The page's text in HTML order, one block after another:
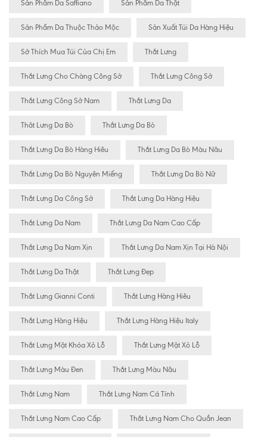
Sản Phẩm Da Saffiano Sản Phẩm Da Thật
Sản Phẩm Da Thuộc Thảo Mộc Sản Xuất Túi Da Hàng Hiệu
Sở Thích Mua Túi Của Chị Em Thắt Lưng
Thắt Lưng Cho Chàng Công Sở Thắt Lưng Công Sở
Thắt Lưng Công Sở Nam Thắt Lưng Da
Thăt Lưng Da Bò Thắt Lưng Da Bò
Thắt Lưng Da Bò Hàng Hiêu Thắt Lưng Da Bò Màu Nâu
Thắt Lưng Da Bò Nguyên Miếng Thắt Lưng Da Bò Nữ
Thắt Lưng Da Công Sở Thắt Lưng Da Hàng Hiệu
Thắt Lưng Da Nam Thắt Lưng Da Nam Cao Cấp
Thắt Lưng Da Nam Xịn Thắt Lưng Da Nam Xịn Tại Hà Nội
Thắt Lưng Da Thật Thắt Lưng Đẹp
Thắt Lưng Gianni Conti Thắt Lưng Hàng Hiêu
Thắt Lưng Hàng Hiệu Thắt Lưng Hàng Hiệu Italy
Thắt Lưng Mặt Khóa Xỏ Lỗ Thắt Lưng Mặt Xỏ Lỗ
Thắt Lưng Màu Đen Thắt Lưng Màu Nâu
Thắt Lưng Nam Thắt Lưng Nam Cá Tính
Thắt Lưng Nam Cao Cấp Thắt Lưng Nam Cho Quần Jean